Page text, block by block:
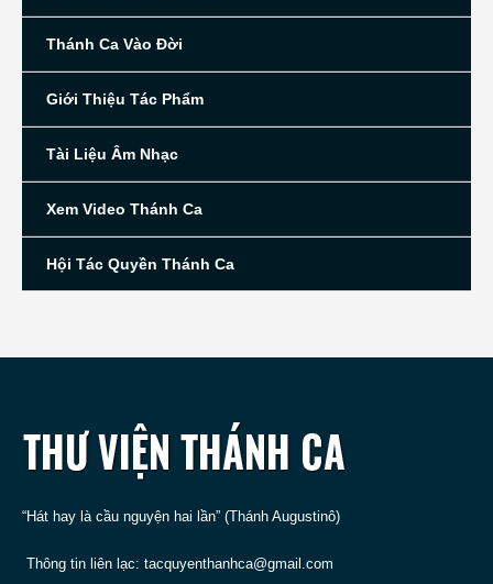
Thánh Ca Vào Đời
Giới Thiệu Tác Phẩm
Tài Liệu Âm Nhạc
Xem Video Thánh Ca
Hội Tác Quyền Thánh Ca
“Hát hay là cầu nguyện hai lần” (Thánh Augustinô)
Thông tin liên lạc: tacquyenthanhca@gmail.com